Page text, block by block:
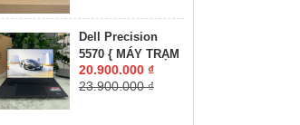
16GB SSD 512GB
RTX 4050 6GB
GDDR6 VRAM
Dell Precision
5570 { MÁY TRẠM
ĐỒ HỌA GIÁ RẺ }
CORE I7-12800H
20.900.000 ₫
23.900.000 ₫